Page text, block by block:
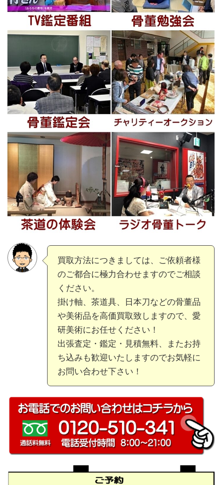
買取方法につきましては、ご依頼者様
のご都合に極力合わせますのでご相談
ください。
掛け軸、茶道具、日本刀などの骨董品
や美術品を高価買取致しますので、愛
研美術にお任せください！
出張査定・鑑定・見積無料、またお持
ち込みも歓迎いたしますのでお気軽に
お問い合わせ下さい！